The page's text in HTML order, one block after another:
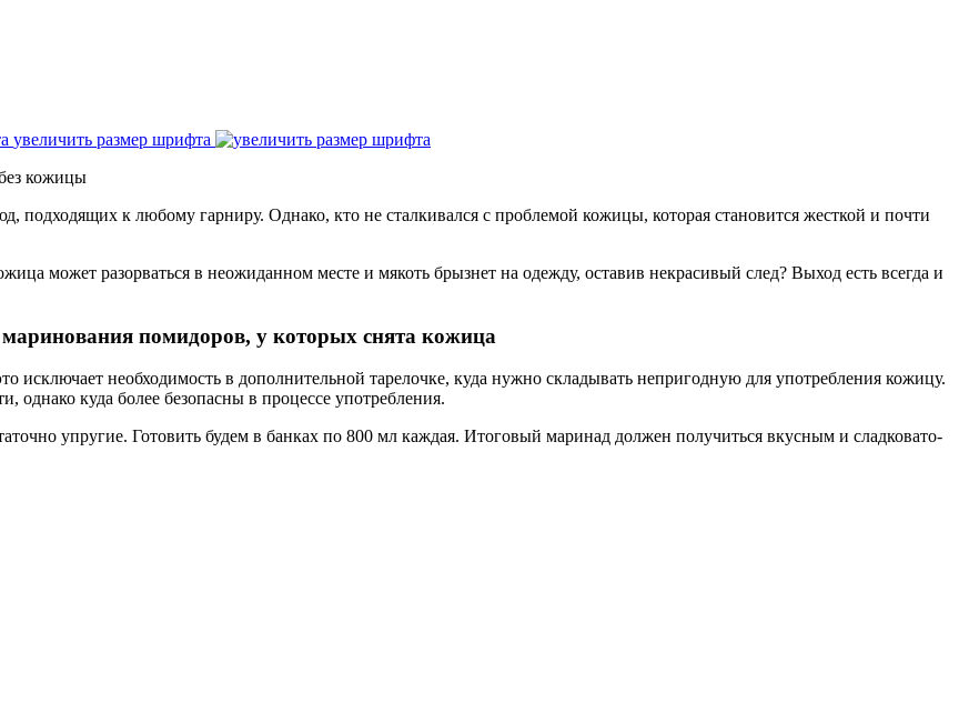
увеличить размер шрифта
кожицы
к любому гарниру. Однако, кто не сталкивался с проблемой кожицы, которая становится жесткой и почти
может разорваться в неожиданном месте и мякоть брызнет на одежду, оставив некрасивый след? Выход есть всегда и
маринования помидоров, у которых снята кожица
необходимость в дополнительной тарелочке, куда нужно складывать непригодную для употребления кожицу.
однако куда более безопасны в процессе употребления.
упругие. Готовить будем в банках по 800 мл каждая. Итоговый маринад должен получиться вкусным и сладковато-